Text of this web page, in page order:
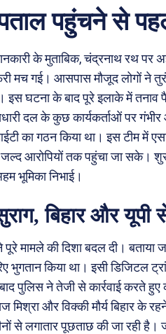
पहुंचने से
के मुताबिक, चंद्रनाथ रथ पर
मच गई। आसपास मौजूद लोगों ने
इस घटना के बाद पूरे इलाके में
दल के कुछ कार्यकर्ताओं पर
का गठन किया था। इस टीम में
से जल्द आरोपियों तक पहुंचा जा
भूमिका निभाई।
बिहार और यूपी
मामले की दिशा बदल दी। बताया
भुगतान किया था। इसी डिजिटल
ने तेजी से कार्रवाई करते हुए
और विक्की मौर्य बिहार के
से लगातार पूछताछ की जा रही